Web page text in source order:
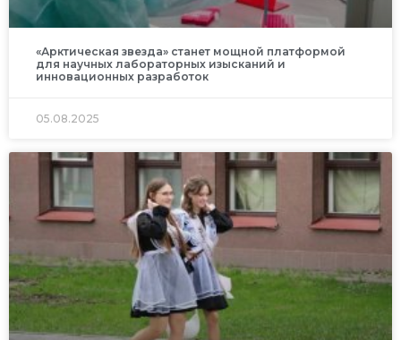
«Арктическая звезда» станет мощной платформой
для научных лабораторных изысканий и
инновационных разработок
05.08.2025